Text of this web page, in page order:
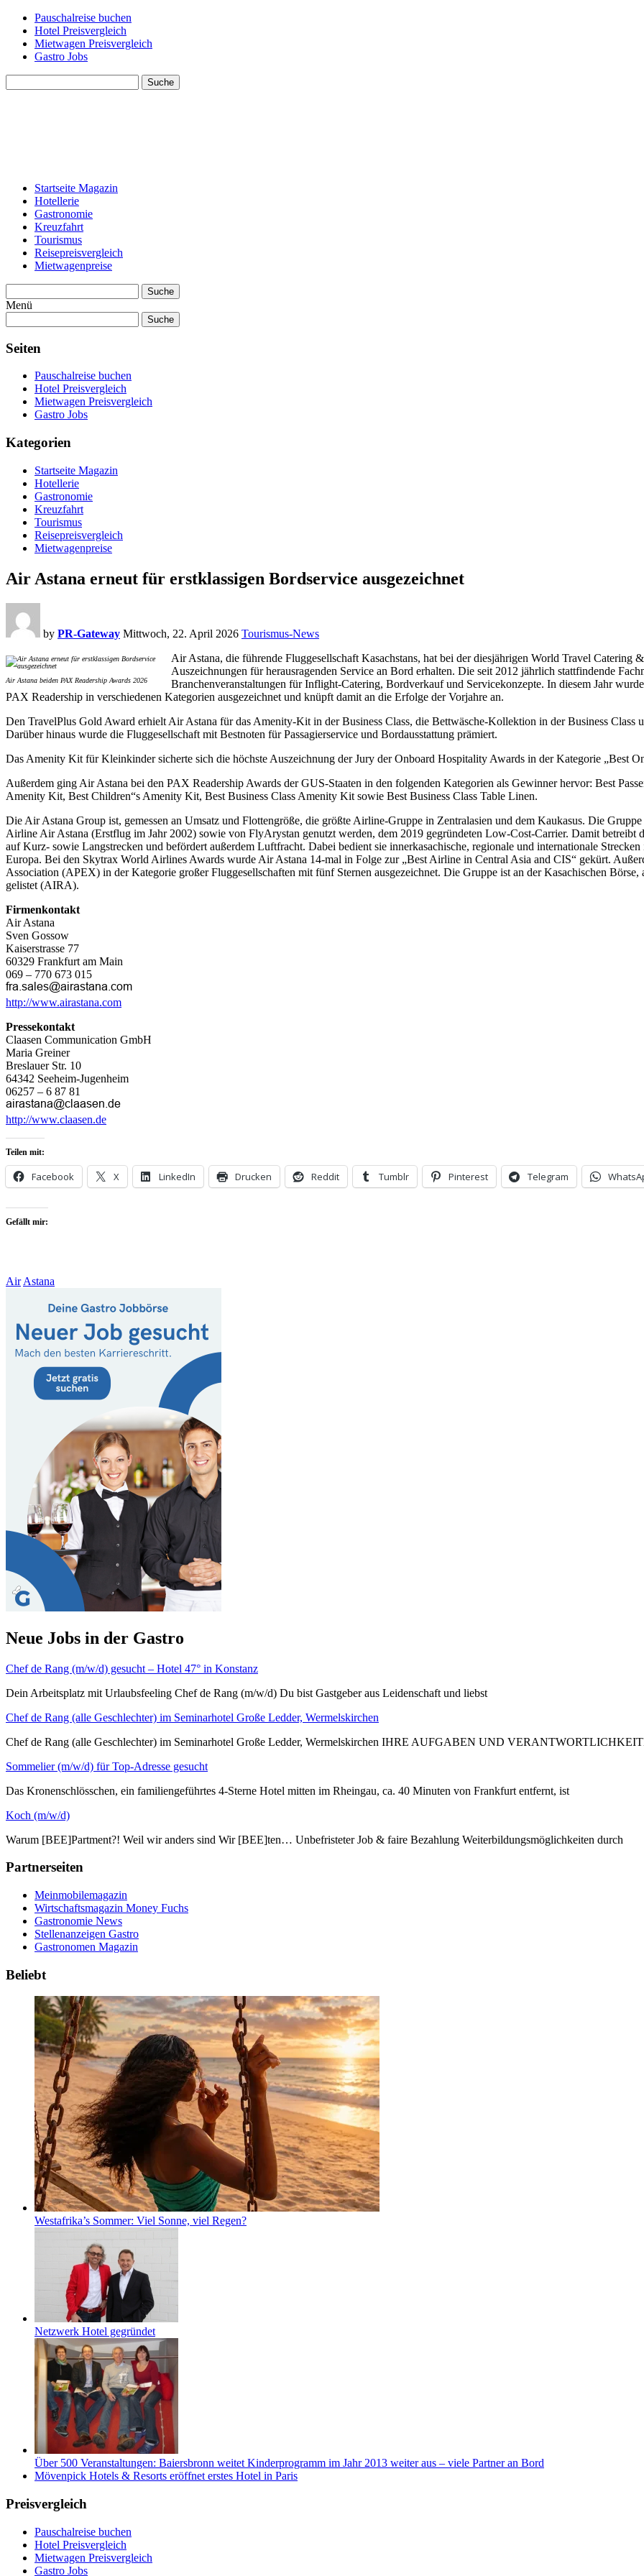
Pauschalreise buchen
Hotel Preisvergleich
Mietwagen Preisvergleich
Gastro Jobs
Suche
Startseite Magazin
Hotellerie
Gastronomie
Kreuzfahrt
Tourismus
Reisepreisvergleich
Mietwagenpreise
Suche
Menü
Suche
Seiten
Pauschalreise buchen
Hotel Preisvergleich
Mietwagen Preisvergleich
Gastro Jobs
Kategorien
Startseite Magazin
Hotellerie
Gastronomie
Kreuzfahrt
Tourismus
Reisepreisvergleich
Mietwagenpreise
Air Astana erneut für erstklassigen Bordservice ausgezeichnet
by PR-Gateway Mittwoch, 22. April 2026 Tourismus-News
Air Astana beiden PAX Readership Awards 2026
Air Astana, die führende Fluggesellschaft Kasachstans, hat bei der diesjährigen World Travel
Auszeichnungen für herausragenden Service an Bord erhalten. Die seit 2012 jährlich stattfindende
Branchenveranstaltungen für Inflight-Catering, Bordverkauf und Servicekonzepte. In diesem Jahr
PAX Readership in verschiedenen Kategorien ausgezeichnet und knüpft damit an die Erfolge der Vorjahre an.
Den TravelPlus Gold Award erhielt Air Astana für das Amenity-Kit in der Business Class, die Bettwäsche-Kollektion in der Business Class
Darüber hinaus wurde die Fluggesellschaft mit Bestnoten für Passagierservice und Bordausstattung prämiert.
Das Amenity Kit für Kleinkinder sicherte sich die höchste Auszeichnung der Jury der Onboard Hospitality Awards in der Kategorie „Best
Außerdem ging Air Astana bei den PAX Readership Awards der GUS-Staaten in den folgenden Kategorien als Gewinner hervor: Best
Amenity Kit, Best Children“s Amenity Kit, Best Business Class Amenity Kit sowie Best Business Class Table Linen.
Die Air Astana Group ist, gemessen an Umsatz und Flottengröße, die größte Airline-Gruppe in Zentralasien und dem Kaukasus. Die
Airline Air Astana (Erstflug im Jahr 2002) sowie von FlyArystan genutzt werden, dem 2019 gegründeten Low-Cost-Carrier. Damit
auf Kurz- sowie Langstrecken und befördert außerdem Luftfracht. Dabei bedient sie innerkasachische, regionale und internationale
Europa. Bei den Skytrax World Airlines Awards wurde Air Astana 14-mal in Folge zur „Best Airline in Central Asia and CIS“ gekürt.
Association (APEX) in der Kategorie großer Fluggesellschaften mit fünf Sternen ausgezeichnet. Die Gruppe ist an der Kasachischen
gelistet (AIRA).
Firmenkontakt
Air Astana
Sven Gossow
Kaiserstrasse 77
60329 Frankfurt am Main
069 – 770 673 015
http://www.airastana.com
Pressekontakt
Claasen Communication GmbH
Maria Greiner
Breslauer Str. 10
64342 Seeheim-Jugenheim
06257 – 6 87 81
http://www.claasen.de
Teilen mit:
Facebook X LinkedIn Drucken Reddit Tumblr Pinterest Telegram
Gefällt mir:
Air Astana
Neue Jobs in der Gastro
Chef de Rang (m/w/d) gesucht – Hotel 47° in Konstanz
Dein Arbeitsplatz mit Urlaubsfeeling Chef de Rang (m/w/d) Du bist Gastgeber aus Leidenschaft und liebst
Chef de Rang (alle Geschlechter) im Seminarhotel Große Ledder, Wermelskirchen
Chef de Rang (alle Geschlechter) im Seminarhotel Große Ledder, Wermelskirchen IHRE AUFGABEN UND
Sommelier (m/w/d) für Top-Adresse gesucht
Das Kronenschlösschen, ein familiengeführtes 4-Sterne Hotel mitten im Rheingau, ca. 40 Minuten von Frankfurt entfernt, ist
Koch (m/w/d)
Warum [BEE]Partment?! Weil wir anders sind Wir [BEE]ten… Unbefristeter Job & faire Bezahlung Weiterbildungsmöglichkeiten durch
Partnerseiten
Meinmobilemagazin
Wirtschaftsmagazin Money Fuchs
Gastronomie News
Stellenanzeigen Gastro
Gastronomen Magazin
Beliebt
Westafrika’s Sommer: Viel Sonne, viel Regen?
Netzwerk Hotel gegründet
Über 500 Veranstaltungen: Baiersbronn weitet Kinderprogramm im Jahr 2013 weiter aus – viele Partner an Bord
Mövenpick Hotels & Resorts eröffnet erstes Hotel in Paris
Preisvergleich
Pauschalreise buchen
Hotel Preisvergleich
Mietwagen Preisvergleich
Gastro Jobs